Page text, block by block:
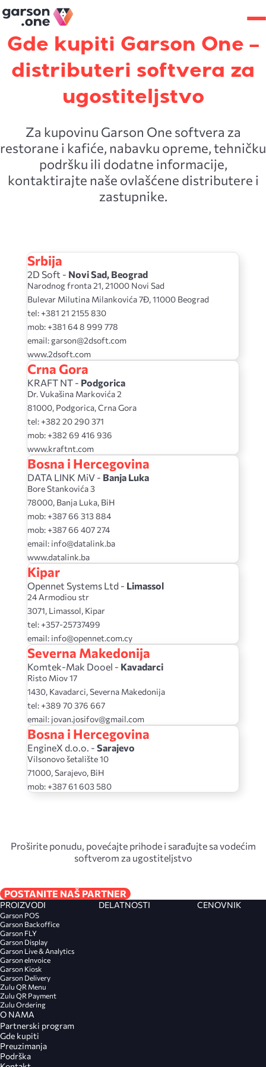
Gde kupiti Garson One –
distributeri softvera za
ugostiteljstvo
Za kupovinu Garson One softvera za
restorane i kafiće, nabavku opreme, tehničku
podršku ili dodatne informacije,
kontaktirajte naše ovlašćene distributere i
zastupnike.
Srbija
2D Soft - Novi Sad, Beograd
Narodnog fronta 21, 21000 Novi Sad
Bulevar Milutina Milankovića 7Đ, 11000 Beograd
tel: +381 21 2155 830
mob: +381 64 8 999 778
email: garson@2dsoft.com
www.2dsoft.com
Crna Gora
KRAFT NT - Podgorica
Dr. Vukašina Markovića 2
81000, Podgorica, Crna Gora
tel: +382 20 290 371
mob: +382 69 416 936
www.kraftnt.com
Bosna i Hercegovina
DATA LINK MiV - Banja Luka
Bore Stankovića 3
78000, Banja Luka, BiH
mob: +387 66 313 884
mob: +387 66 407 274
email: info@datalink.ba
www.datalink.ba
Kipar
Opennet Systems Ltd - Limassol
24 Armodiou str
3071, Limassol, Kipar
tel: +357-25737499
email: info@opennet.com.cy
Severna Makedonija
Komtek-Mak Dooel - Kavadarci
Risto Miov 17
1430, Kavadarci, Severna Makedonija
tel: +389 70 376 667
email: jovan.josifov@gmail.com
Bosna i Hercegovina
EngineX d.o.o. - Sarajevo
Vilsonovo šetalište 10
71000, Sarajevo, BiH
mob: +387 61 603 580
Proširite ponudu, povećajte prihode i sarađujte sa vodećim
softverom za ugostiteljstvo
POSTANITE NAŠ PARTNER
PROIZVODI
Garson POS
Garson Backoffice
Garson FLY
Garson Display
Garson Live & Analytics
Garson eInvoice
Garson Kiosk
Garson Delivery
Zulu QR Menu
Zulu QR Payment
Zulu Ordering
DELATNOSTI CENOVNIK
O NAMA
Partnerski program
Gde kupiti
Preuzimanja
Podrška